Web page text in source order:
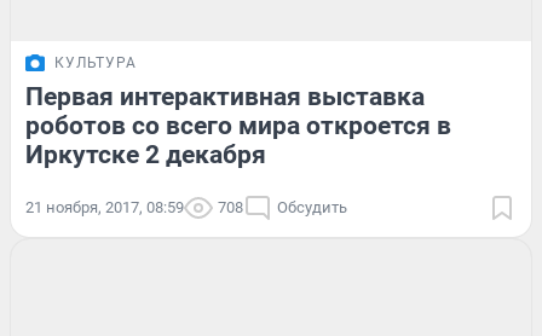
КУЛЬТУРА
Первая интерактивная выставка
роботов со всего мира откроется в
Иркутске 2 декабря
21 ноября, 2017, 08:59 708 Обсудить